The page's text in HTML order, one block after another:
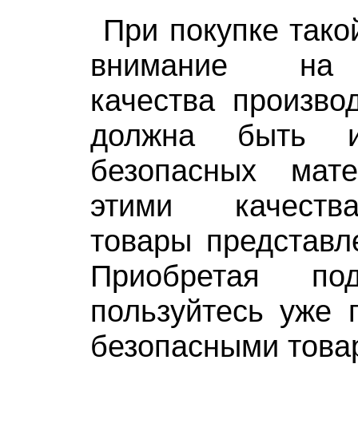
При покупке
внимание на
качества
должна быть
безопасных
этими
товары
Приобретая
пользуйтесь уже
безопасными